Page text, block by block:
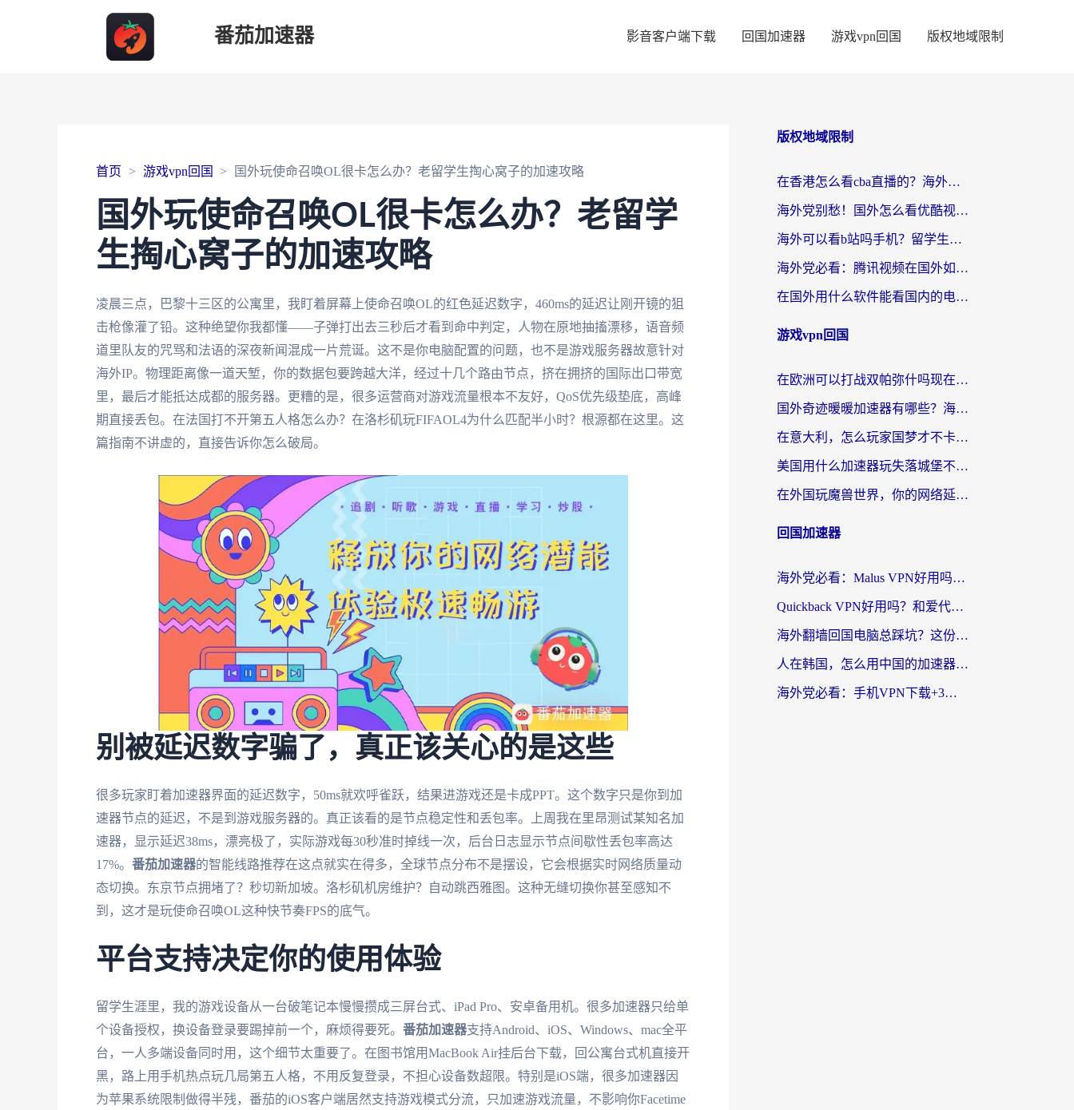
番茄加速器 影音客户端下载 回国加速器 游戏vpn回国 版权地域限制
首页 游戏vpn回国 国外玩使命召唤OL很卡怎么办？老留学生掏心窝子的加速攻略
国外玩使命召唤OL很卡怎么办？老留学
生掏心窝子的加速攻略
凌晨三点，巴黎十三区的公寓里，我盯着屏幕上使命召唤OL的红色延迟数字，460ms的延迟让刚开镜的狙
击枪像灌了铅。这种绝望你我都懂——子弹打出去三秒后才看到命中判定，人物在原地抽搐漂移，语音频
道里队友的咒骂和法语的深夜新闻混成一片荒诞。这不是你电脑配置的问题，也不是游戏服务器故意针对
海外IP。物理距离像一道天堑，你的数据包要跨越大洋，经过十几个路由节点，挤在拥挤的国际出口带宽
里，最后才能抵达成都的服务器。更糟的是，很多运营商对游戏流量根本不友好，QoS优先级垫底，高峰
期直接丢包。在法国打不开第五人格怎么办？在洛杉矶玩FIFAOL4为什么匹配半小时？根源都在这里。这
篇指南不讲虚的，直接告诉你怎么破局。
别被延迟数字骗了，真正该关心的是这些
很多玩家盯着加速器界面的延迟数字，50ms就欢呼雀跃，结果进游戏还是卡成PPT。这个数字只是你到加
速器节点的延迟，不是到游戏服务器的。真正该看的是节点稳定性和丢包率。上周我在里昂测试某知名加
速器，显示延迟38ms，漂亮极了，实际游戏每30秒准时掉线一次，后台日志显示节点间歇性丢包率高达
17%。 番茄加速器的智能线路推荐在这点就实在得多，全球节点分布不是摆设，它会根据实时网络质量动
态切换。东京节点拥堵了？秒切新加坡。洛杉矶机房维护？自动跳西雅图。这种无缝切换你甚至感知不
到，这才是玩使命召唤OL这种快节奏FPS的底气。
平台支持决定你的使用体验
留学生涯里，我的游戏设备从一台破笔记本慢慢攒成三屏台式、iPad Pro、安卓备用机。很多加速器只给单
个设备授权，换设备登录要踢掉前一个，麻烦得要死。 番茄加速器支持Android、iOS、Windows、mac全平
台，一人多端设备同时用，这个细节太重要了。在图书馆用MacBook Air挂后台下载，回公寓台式机直接开
黑，路上用手机热点玩几局第五人格，不用反复登录，不担心设备数超限。特别是iOS端，很多加速器因
为苹果系统限制做得半残，番茄的iOS客户端居然支持游戏模式分流，只加速游戏流量，不影响你Facetime
版权地域限制
在香港怎么看cba直播的？海外党体育观赛终极指南：告别版权限制，畅享中文解说
海外党别愁！国外怎么看优酷视频？一招解决追剧、看直播难题
海外可以看b站吗手机？留学生亲测有效的回国加速指南
海外党必看：腾讯视频在国外如何解除地域限制？附优酷咪咕使用指南
在国外用什么软件能看国内的电视剧啊？留学生亲测有效的回国加速方案
游戏vpn回国
在欧洲可以打战双帕弥什吗现在？跨越延迟墙的实战指南
国外奇迹暖暖加速器有哪些？海外党国服游戏畅玩终极指南（附亲测推荐）
在意大利，怎么玩家国梦才不卡？这份终极加速指南请收好
美国用什么加速器玩失落城堡不卡？海外党亲测有效的国服游戏加速指南
在外国玩魔兽世界，你的网络延迟是最大的敌人
回国加速器
海外党必看：Malus VPN好用吗？和迅猛兔VPN对比哪个回国效果更好？附真实体验与避坑指南
Quickback VPN好用吗？和爱代理VPN对比哪个回国效果更好？
海外翻墙回国电脑总踩坑？这份实测指南帮你选对加速器（附ChickCNinitapMalus对比）
人在韩国，怎么用中国的加速器刷剧打游戏？这份真实体验指南给你答案
海外党必看：手机VPN下载+3步选对回国加速器，无缝刷国内资源不再愁